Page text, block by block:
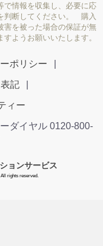
情報を収集し、必要に応
判断してください。 購入
害を被った場合の保証が無
ようお願いいたします。
ポリシー
記
ィー
ダイヤル 0120-800-
ョンサービス
rights reserved.